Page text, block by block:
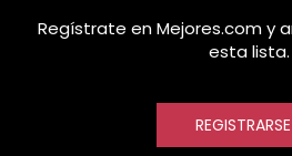
Regístrate en Mejores.com y
esta lista.
REGISTRARSE